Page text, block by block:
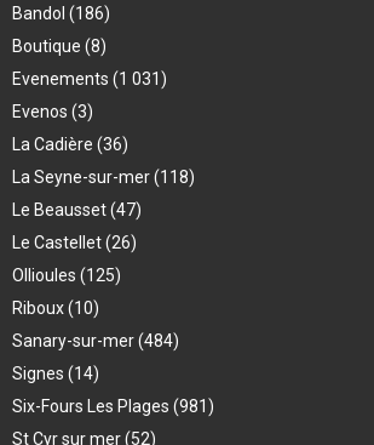
Bandol (186)
Boutique (8)
Evenements (1 031)
Evenos (3)
La Cadière (36)
La Seyne-sur-mer(118)
Le Beausset(47)
Le Castellet(26)
Ollioules (125)
Riboux(10)
Sanary-sur-mer(484)
Signes (14)
Six-Fours Les Plages (981)
St Cyr sur mer(52)